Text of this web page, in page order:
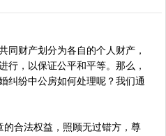
同财产划分为各自的个人财产，
行，以保证公平和平等。那么，
纠纷中公房如何处理呢？我们通
合法权益，照顾无过错方，尊